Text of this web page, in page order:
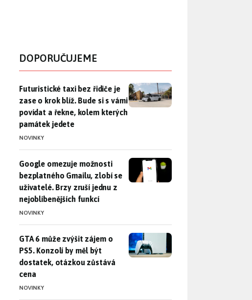
DOPORUČUJEME
Futuristické taxi bez řidiče je zase o krok blíž. Bude si s vámi
Futuristické taxi bez řidiče je
zase o krok blíž. Bude si s vámi
povídat a řekne, kolem kterých
památek jedete
NOVINKY
Google omezuje možnosti bezplatného Gmailu, zlobí se
Google omezuje možnosti
bezplatného Gmailu, zlobí se
uživatelé. Brzy zruší jednu z
nejoblíbenějších funkcí
NOVINKY
GTA 6 může zvýšit zájem o PS5. Konzolí by měl být dostatek,
GTA 6 může zvýšit zájem o
PS5. Konzolí by měl být
dostatek, otázkou zůstává
cena
NOVINKY